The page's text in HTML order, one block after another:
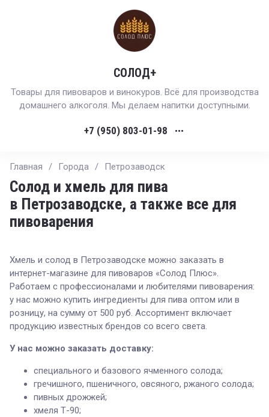
СОЛОД+
Товары для пивоваров и винокуров. Всё для производства
домашнего алкоголя. Мы делаем напитки доступными.
+7 (950) 803-01-98 •••
Главная / Города / Петрозаводск
Солод и хмель для пива
в Петрозаводске, а также все для
пивоварения
Хмель и солод в Петрозаводске можно заказать в
интернет-магазине для пивоваров «Солод Плюс».
Работаем с профессионалами и любителями пивоварения:
у нас можно купить ингредиенты для пива оптом или в
розницу, на сумму от 500 руб. Ассортимент включает
продукцию известных брендов со всего света.
У нас можно заказать доставку:
специального и базового ячменного солода;
гречишного, пшеничного, овсяного, ржаного солода;
пивных дрожжей;
хмеля Т-90;